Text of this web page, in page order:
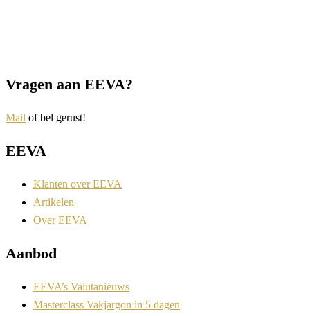
Vragen aan EEVA?
Mail of bel gerust!
EEVA
Klanten over EEVA
Artikelen
Over EEVA
Aanbod
EEVA’s Valutanieuws
Masterclass Vakjargon in 5 dagen